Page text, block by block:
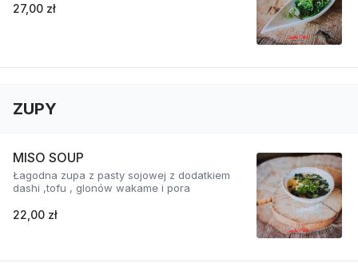
27,00 zł
ZUPY
MISO SOUP
Łagodna zupa z pasty sojowej z dodatkiem
dashi ,tofu , glonów wakame i pora
22,00 zł